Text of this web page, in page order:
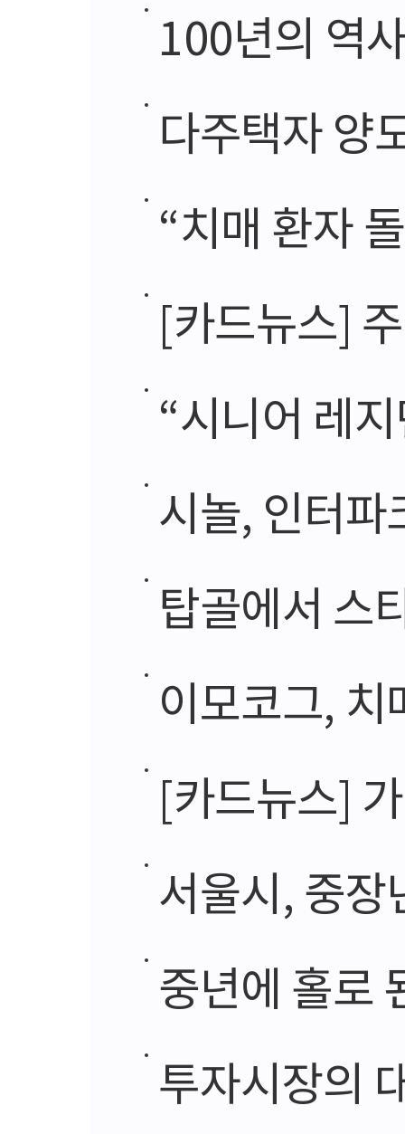
100년의 역
다주택자 양
“치매 환자
[카드뉴스]
“시니어 레
시놀, 인터파
탑골에서 스타
이모코그, 치매
[카드뉴스]
서울시, 중장
중년에 홀로
투자시장의